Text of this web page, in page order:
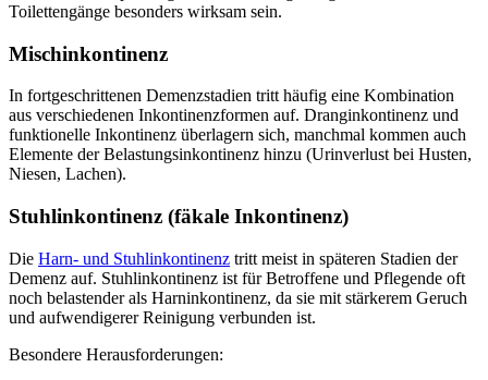
Toilettengänge besonders wirksam sein.
Mischinkontinenz
In fortgeschrittenen Demenzstadien tritt häufig eine Kombination
aus verschiedenen Inkontinenzformen auf. Dranginkontinenz und
funktionelle Inkontinenz überlagern sich, manchmal kommen auch
Elemente der Belastungsinkontinenz hinzu (Urinverlust bei Husten,
Niesen, Lachen).
Stuhlinkontinenz (fäkale Inkontinenz)
Die Harn- und Stuhlinkontinenz tritt meist in späteren Stadien der
Demenz auf. Stuhlinkontinenz ist für Betroffene und Pflegende oft
noch belastender als Harninkontinenz, da sie mit stärkerem Geruch
und aufwendigerer Reinigung verbunden ist.
Besondere Herausforderungen: